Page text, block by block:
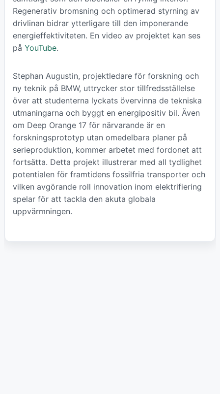
Regenerativ bromsning och optimerad styrning av
drivlinan bidrar ytterligare till den imponerande
energieffektiviteten. En video av projektet kan ses
på YouTube.
Stephan Augustin, projektledare för forskning och
ny teknik på BMW, uttrycker stor tillfredsställelse
över att studenterna lyckats övervinna de tekniska
utmaningarna och byggt en energipositiv bil. Även
om Deep Orange 17 för närvarande är en
forskningsprototyp utan omedelbara planer på
serieproduktion, kommer arbetet med fordonet att
fortsätta. Detta projekt illustrerar med all tydlighet
potentialen för framtidens fossilfria transporter och
vilken avgörande roll innovation inom elektrifiering
spelar för att tackla den akuta globala
uppvärmningen.